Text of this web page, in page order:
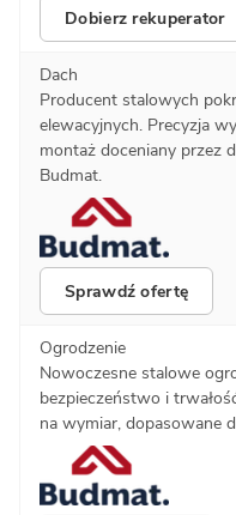
Dobierz rekuperator
Dach
Producent stalowych
elewacyjnych. Precyzja
montaż doceniany przez
Budmat.
Sprawdź ofertę
Ogrodzenie
Nowoczesne stalowe
bezpieczeństwo i
na wymiar, dopasowane